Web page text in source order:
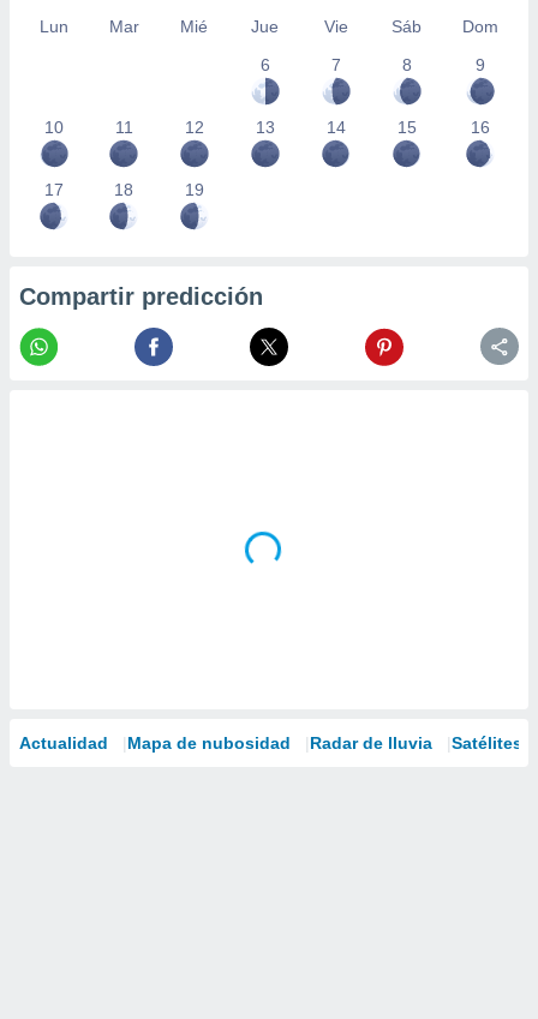
Lun Mar Mié Jue Vie Sáb
Dom
6
7 8 9
10 11 12 13 14 15 16
17 18 19
Compartir predicción
Actualidad Mapa de nubosidad Radar de lluvia Satélites